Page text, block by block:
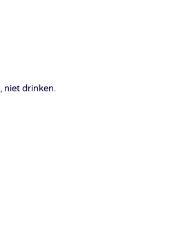
niet drinken.